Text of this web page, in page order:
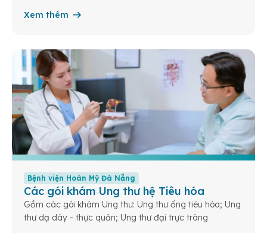
Xem thêm
Bệnh viện Hoàn Mỹ Đà Nẵng
Các gói khám Ung thư hệ Tiêu hóa
Gồm các gói khám Ung thư: Ung thư ống tiêu hóa; Ung
thư dạ dày - thực quản; Ung thư đại trực tràng